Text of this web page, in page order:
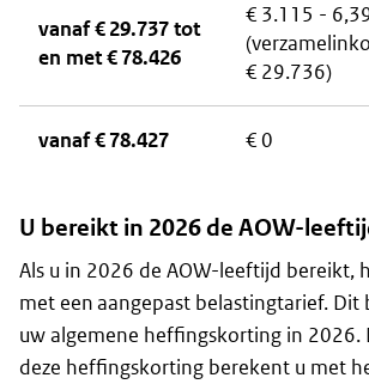
vanaf € 29.737 tot
en met € 78.426
€ 3.115 -
€ 29.736)
vanaf € 78.427 € 0
U bereikt in 2026 de AOW-
Als u in 2026 de AOW-leeftijd bereikt,
met een aangepast belastingtarief.
uw algemene heffingskorting in 2026.
deze heffingskorting berekent u met